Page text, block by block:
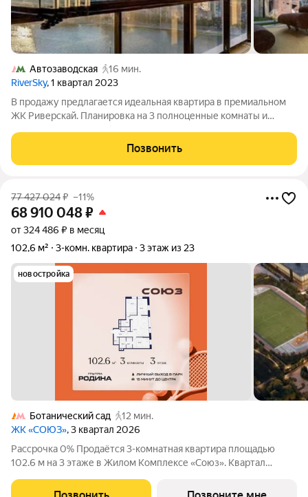
Автозаводская
16 мин.
RiverSky, 1 квартал 2023
В продажу предлагается идеальная квартира в премиальном
ЖК Риверскай. Планировка на 3 полноценные комнаты и
расположен вдоль набережной Москвы реки, свободной от
авто. Идет реконструкция
Позвонить
77 427 024₽ –11%
68 910 048₽
от 324 486 ₽ в месяц
102,6 м²
3-комн. квартира 3 этаж из 23
новостройка
Ботанический сад
12 мин.
ЖК «СОЮЗ», 3 квартал 2026
Рассрочка 0% Продаётся 3-комнатная квартира площадью
102.6 м на 3 этаже в Жилом Комплексе «Союз». Квартал
олимпийских видов спорта: - Ледовая арена для хоккея и